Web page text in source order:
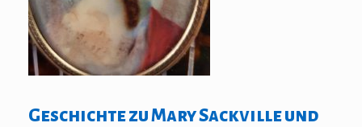
Geschichte zu Mary Sackville und